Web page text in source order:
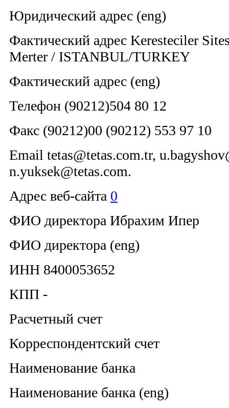
Юридический адрес (eng)
Фактический адрес Keresteciler
Merter / ISTANBUL/TURKEY
Фактический адрес (eng)
Телефон (90212)504 80 12
Факс (90212)00 (90212) 553 97 10
Email tetas@tetas.com.tr,
n.yuksek@tetas.com.
Адрес веб-сайта 0
ФИО директора Ибрахим Ипер
ФИО директора (eng)
ИНН 8400053652
КПП -
Расчетный счет
Корреспондентский счет
Наименование банка
Наименование банка (eng)